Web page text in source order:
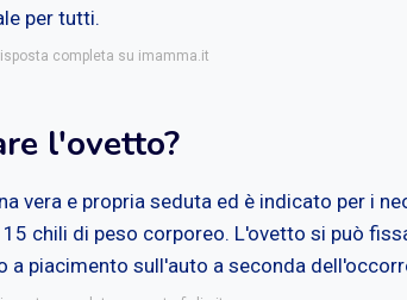
per tutti.
completa su imamma.it
l'ovetto?
vera e propria seduta ed è indicato per i
chili di peso corporeo. L'ovetto si può
a piacimento sull'auto a seconda